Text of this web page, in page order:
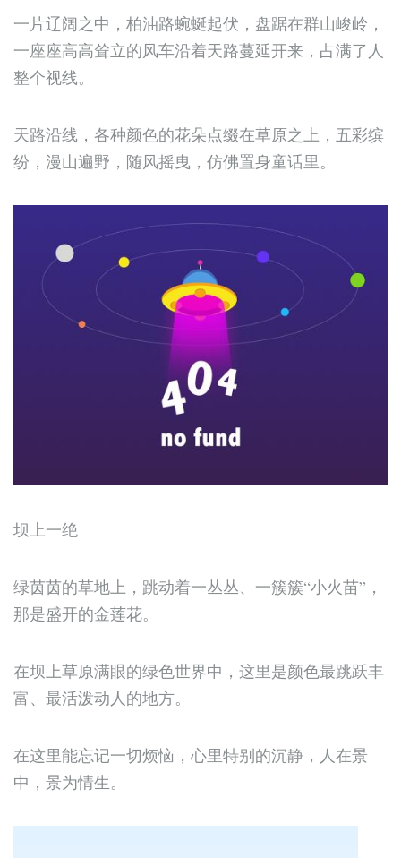
一片辽阔之中，柏油路蜿蜒起伏，盘踞在群山峻岭，
一座座高高耸立的风车沿着天路蔓延开来，占满了人
整个视线。
天路沿线，各种颜色的花朵点缀在草原之上，五彩缤
纷，漫山遍野，随风摇曳，仿佛置身童话里。
坝上一绝
绿茵茵的草地上，跳动着一丛丛、一簇簇“小火苗”，
那是盛开的金莲花。
在坝上草原满眼的绿色世界中，这里是颜色最跳跃丰
富、最活泼动人的地方。
在这里能忘记一切烦恼，心里特别的沉静，人在景
中，景为情生。